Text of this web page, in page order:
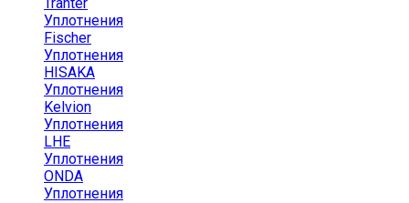
Уплотнения
Fischer
Уплотнения
HISAKA
Уплотнения
Kelvion
Уплотнения
LHE
Уплотнения
ONDA
Уплотнения